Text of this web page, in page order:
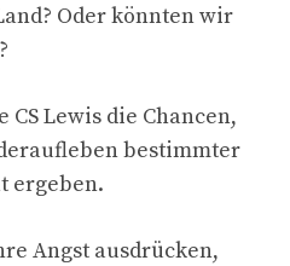
Oder könnten wir
Lewis die Chancen,
bestimmter
ergeben.
Angst ausdrücken,